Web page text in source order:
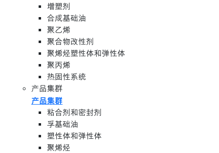
增塑剂
合成基础油
聚乙烯
聚合物改性剂
聚烯烃塑性体和弹性体
聚丙烯
热固性系统
产品集群
产品集群
粘合剂和密封剂
孚基础油
塑性体和弹性体
聚烯烃